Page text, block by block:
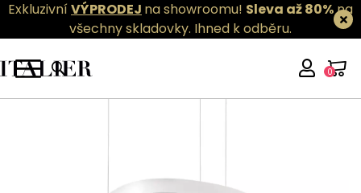
ExkluzivníVÝPRODEJ na showroomu! Sleva až 80%na
všechny skladovky. Ihned k odběru.
0